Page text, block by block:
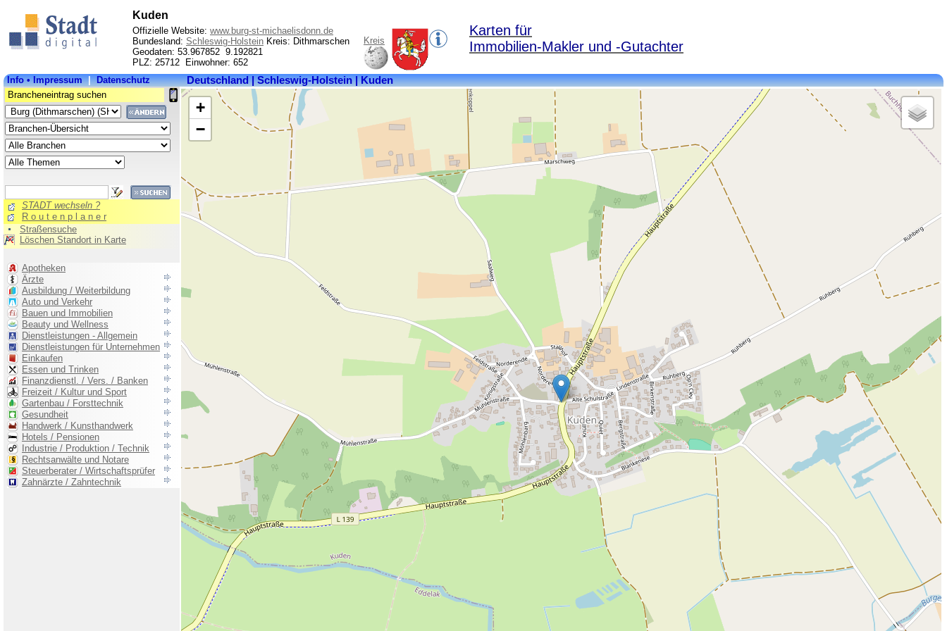
Kuden
Offizielle Website: www.burg-st-michaelisdonn.de
Bundesland: Schleswig-Holstein Kreis: Dithmarschen
Geodaten: 53.967852 9.192821
PLZ: 25712 Einwohner: 652
Kreis
Dithmarschen
Bundesland:
Schleswig-
Holstein
11,36
km²
Einwohner:
645
Postleitzahl:
25712
Amönenhöhe,
Kuden
Karten für
Immobilien-Makler und -Gutachter